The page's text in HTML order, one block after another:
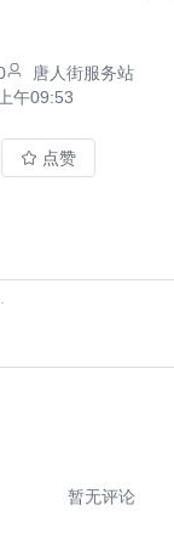
唐人街服务站
午09:53
点赞
暂无评论